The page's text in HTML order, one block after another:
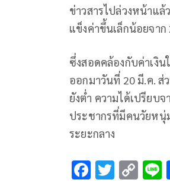
ข่าวสารไปล่วงหน้าแ
แข็งค่าขึ้นเล็กน้อยจา
ซึ่งสอดคล้องกับค่าเงิ
ออกมาวันที่ 20 มี.ค. ส่
ยังต่ำ ความได้เปรียบ
ประชากรที่มีคนวัยหนุ่
ระยะกลาง
F T C